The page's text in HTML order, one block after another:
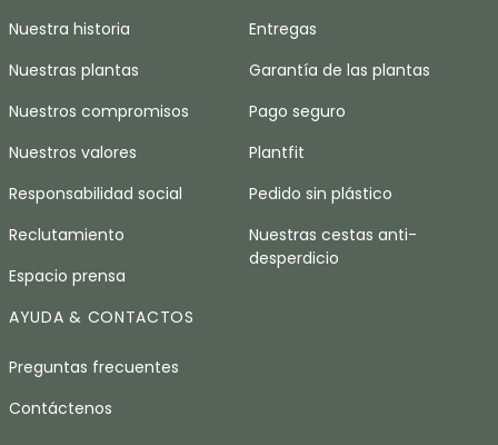
Nuestra historia
Nuestras plantas
Nuestros compromisos
Nuestros valores
Responsabilidad social
Reclutamiento
Espacio prensa
Entregas
Garantía de las plantas
Pago seguro
Plantfit
Pedido sin plástico
Nuestras cestas anti-
desperdicio
AYUDA & CONTACTOS
Preguntas frecuentes
Contáctenos